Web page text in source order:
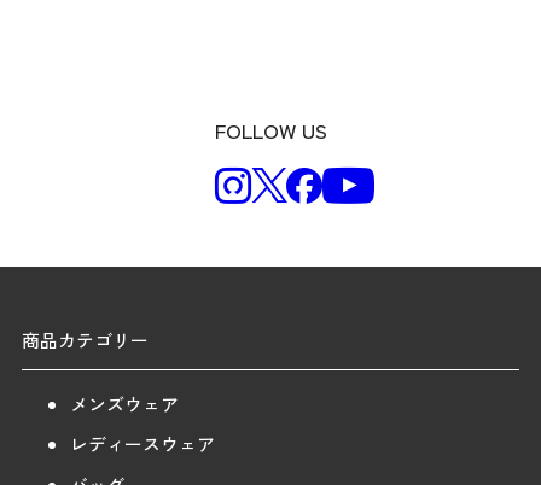
FOLLOW US
商品カテゴリー
メンズウェア
レディースウェア